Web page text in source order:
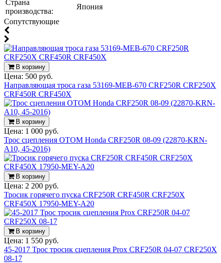
Страна
производства:
Япония
Cопутствующие
В корзину
Цена: 500 руб.
Направляющая троса газа 53169-MEB-670 CRF250R CRF250X
CRF450R CRF450X
В корзину
Цена: 1 000 руб.
Трос сцепления OTOM Honda CRF250R 08-09 (22870-KRN-
A10, 45-2016)
В корзину
Цена: 2 200 руб.
Тросик горячего пуска CRF250R CRF450R CRF250X
CRF450X 17950-MEY-A20
В корзину
Цена: 1 550 руб.
45-2017 Трос тросик сцепления Prox CRF250R 04-07 CRF250X
08-17